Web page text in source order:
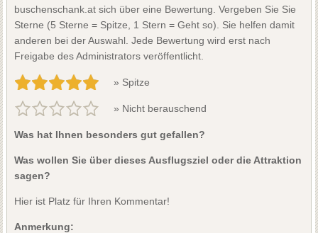
buschenschank.at sich über eine Bewertung. Vergeben Sie Sie
Sterne (5 Sterne = Spitze, 1 Stern = Geht so). Sie helfen damit
anderen bei der Auswahl. Jede Bewertung wird erst nach
Freigabe des Administrators veröffentlicht.
» Spitze
» Nicht berauschend
Was hat Ihnen besonders gut gefallen?
Was wollen Sie über dieses Ausflugsziel oder die Attraktion
sagen?
Hier ist Platz für Ihren Kommentar!
Anmerkung: